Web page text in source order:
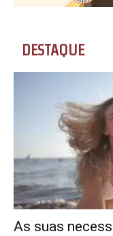
DESTAQUE
As suas